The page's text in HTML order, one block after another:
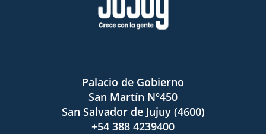
Palacio de Gobierno
San Martín Nº450
San Salvador de Jujuy (4600)
+54 388 4239400